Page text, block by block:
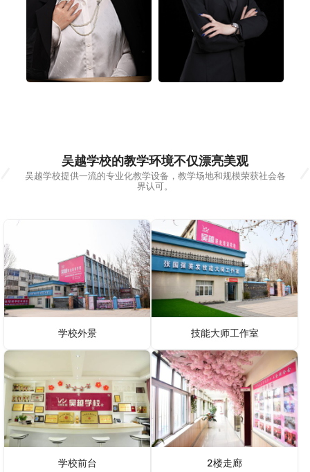
吴越学校的教学环境不仅漂亮美观
吴越学校提供一流的专业化教学设备，教学场地和规模荣获社会各
界认可。
学校外景 技能大师工作室
学校前台 2楼走廊